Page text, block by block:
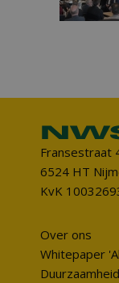
Fransestraat
6524 HT
KvK
Over ons
Whitepaper